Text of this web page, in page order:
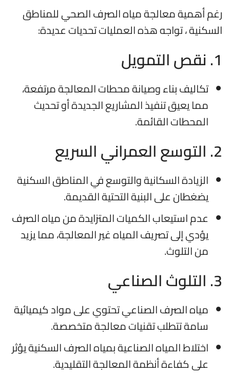
رغم أهمية معالجة مياه الصرف الصحي للمناطق
السكنية ، تواجه هذه العمليات تحديات عديدة:
1. نقص التمويل
تكاليف بناء وصيانة محطات المعالجة مرتفعة،
مما يعيق تنفيذ المشاريع الجديدة أو تحديث
المحطات القائمة.
2. التوسع العمراني السريع
الزيادة السكانية والتوسع في المناطق السكنية
يضغطان على البنية التحتية القديمة.
عدم استيعاب الكميات المتزايدة من مياه الصرف
يؤدي إلى تصريف المياه غير المعالجة، مما يزيد
من التلوث.
3. التلوث الصناعي
مياه الصرف الصناعي تحتوي على مواد كيميائية
سامة تتطلب تقنيات معالجة متخصصة.
اختلاط المياه الصناعية بمياه الصرف السكنية يؤثر
على كفاءة أنظمة المعالجة التقليدية.